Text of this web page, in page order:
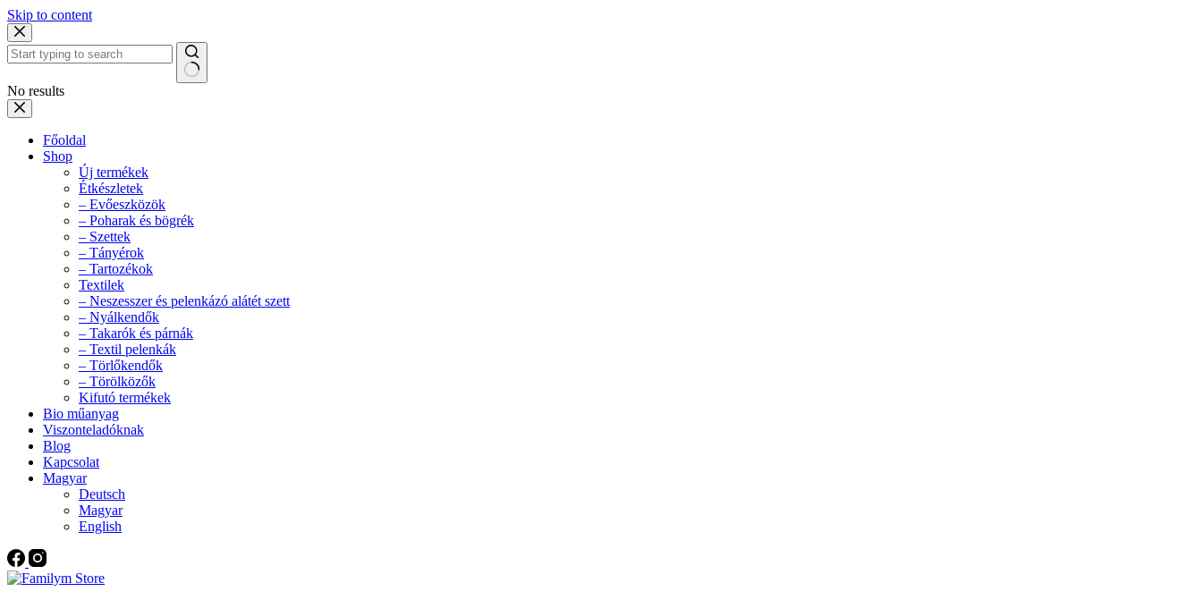
Skip to content
No results
Főoldal
Shop
Új termékek
Étkészletek
– Evőeszközök
– Poharak és bögrék
– Szettek
– Tányérok
– Tartozékok
Textilek
– Neszesszer és pelenkázó alátét szett
– Nyálkendők
– Takarók és párnák
– Textil pelenkák
– Törlőkendők
– Törölközők
Kifutó termékek
Bio műanyag
Viszonteladóknak
Blog
Kapcsolat
Magyar
Deutsch
Magyar
English